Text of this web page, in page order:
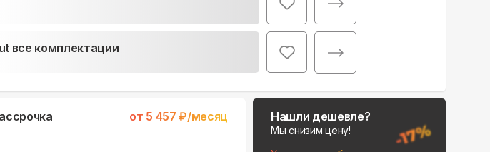
В WhatsApp
все комплектации
от 5 457 ₽/месяц Нашли дешевле?
Мы снизим цену!